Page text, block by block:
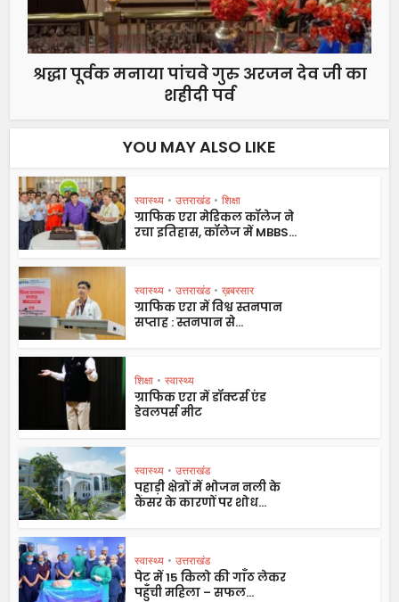
श्रद्धा पूर्वक मनाया पांचवे गुरु अरजन देव जी का
शहीदी पर्व
YOU MAY ALSO LIKE
स्वास्थ्य • उत्तराखंड • शिक्षा
ग्राफिक एरा मेडिकल कॉलेज ने
रचा इतिहास, कॉलेज में MBBS...
स्वास्थ्य • उत्तराखंड • ख़बरसार
ग्राफिक एरा में विश्व स्तनपान
सप्ताह : स्तनपान से...
शिक्षा • स्वास्थ्य
ग्राफिक एरा में डॉक्टर्स एंड
डेवलपर्स मीट
स्वास्थ्य • उत्तराखंड
पहाड़ी क्षेत्रों में भोजन नली के
कैंसर के कारणों पर शोध...
स्वास्थ्य • उत्तराखंड
पेट में 15 किलो की गाँठ लेकर
पहुँची महिला – सफल...